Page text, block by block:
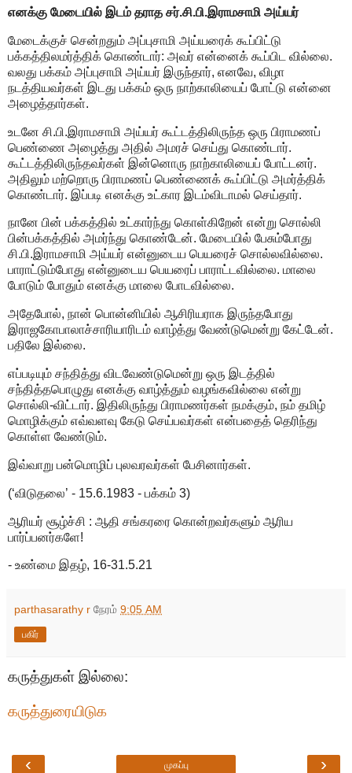
எனக்கு மேடையில் இடம் தராத சர்.சி.பி.இராமசாமி அய்யர்
மேடைக்குச் சென்றதும் அப்புசாமி அய்யரைக் கூப்பிட்டு
பக்கத்திலமர்த்திக் கொண்டார்: அவர் என்னைக் கூப்பிட வில்லை.
வலது பக்கம் அப்புசாமி அய்யர் இருந்தார், எனவே, விழா
நடத்தியவர்கள் இடது பக்கம் ஒரு நாற்காலியைப் போட்டு என்னை
அழைத்தார்கள்.
உடனே சி.பி.இராமசாமி அய்யர் கூட்டத்திலிருந்த ஒரு பிராமணப்
பெண்ணை அழைத்து அதில் அமரச் செய்து கொண்டார்.
கூட்டத்திலிருந்தவர்கள் இன்னொரு நாற்காலியைப் போட்டனர்.
அதிலும் மற்றொரு பிராமணப் பெண்ணைக் கூப்பிட்டு அமர்த்திக்
கொண்டார். இப்படி எனக்கு உட்கார இடம்விடாமல் செய்தார்.
நானே பின் பக்கத்தில் உட்கார்ந்து கொள்கிறேன் என்று சொல்லி
பின்பக்கத்தில் அமர்ந்து கொண்டேன். மேடையில் பேசும்போது
சி.பி.இராமசாமி அய்யர் என்னுடைய பெயரைச் சொல்லவில்லை.
பாராட்டும்போது என்னுடைய பெயரைப் பாராட்டவில்லை. மாலை
போடும் போதும் எனக்கு மாலை போடவில்லை.
அதேபோல், நான் பொன்னியில் ஆசிரியராக இருந்தபோது
இராஜகோபாலாச்சாரியாரிடம் வாழ்த்து வேண்டுமென்று கேட்டேன்.
பதிலே இல்லை.
எப்படியும் சந்தித்து விடவேண்டுமென்று ஒரு இடத்தில்
சந்தித்தபொழுது எனக்கு வாழ்த்தும் வழங்கவில்லை என்று
சொல்லி-விட்டார். இதிலிருந்து பிராமணர்கள் நமக்கும், நம் தமிழ்
மொழிக்கும் எவ்வளவு கேடு செய்பவர்கள் என்பதைத் தெரிந்து
கொள்ள வேண்டும்.
இவ்வாறு பன்மொழிப் புலவரவர்கள் பேசினார்கள்.
(‘விடுதலை’ - 15.6.1983 - பக்கம் 3)
ஆரியர் சூழ்ச்சி : ஆதி சங்கரரை கொன்றவர்களும் ஆரிய
பார்ப்பனர்களே!
- உண்மை இதழ், 16-31.5.21
parthasarathy r நேரம் 9:05 AM
பகிர்
கருத்துகள் இல்லை:
கருத்துரையிடுக
‹ ›
முகப்பு